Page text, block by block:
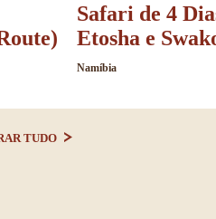
Safari de 4
Etosha e
Namíbia
TUDO